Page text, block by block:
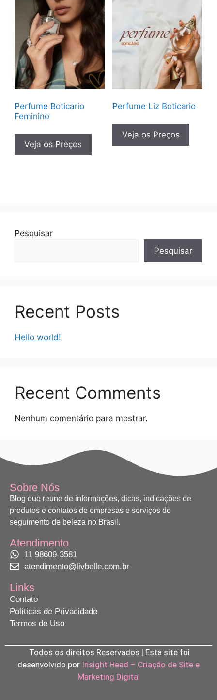
Perfume Boticario
Feminino
Veja os Preços
Perfume Liz Boticario
Veja os Preços
Pesquisar
Pesquisar
Recent Posts
Hello world!
Recent Comments
Nenhum comentário para mostrar.
Sobre Nós
Blog que reune de informações, dicas, indicações de
produtos e contatos de empresas e serviços do
seguimento de beleza no Brasil.
Atendimento
11 98609-3581
atendimento@livbelle.com.br
Links
Contato
Políticas de Privacidade
Termos de Uso
Todos os direitos Reservados | Esta site foi
desenvolvido por Insight Head – Criação de Site e
Marketing Digital